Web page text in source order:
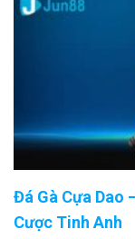
Đá Gà Cựa Dao
Cược Tinh Anh